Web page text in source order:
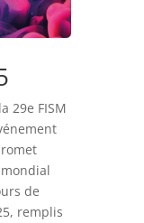
29e FISM
de
remplis